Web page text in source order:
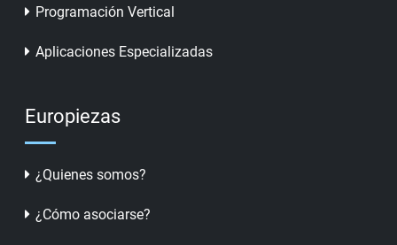
Programación Vertical
Aplicaciones Especializadas
Europiezas
¿Quienes somos?
¿Cómo asociarse?